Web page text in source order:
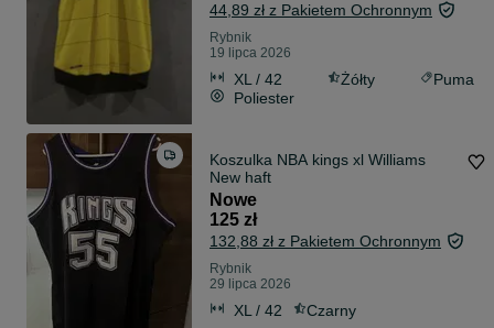
44,89 zł z Pakietem Ochronnym
Rybnik
19 lipca 2026
XL / 42 Żółty
Puma
Poliester
Koszulka NBA kings xl Williams
New haft
Nowe
125 zł
132,88 zł z Pakietem Ochronnym
Rybnik
29 lipca 2026
XL / 42 Czarny